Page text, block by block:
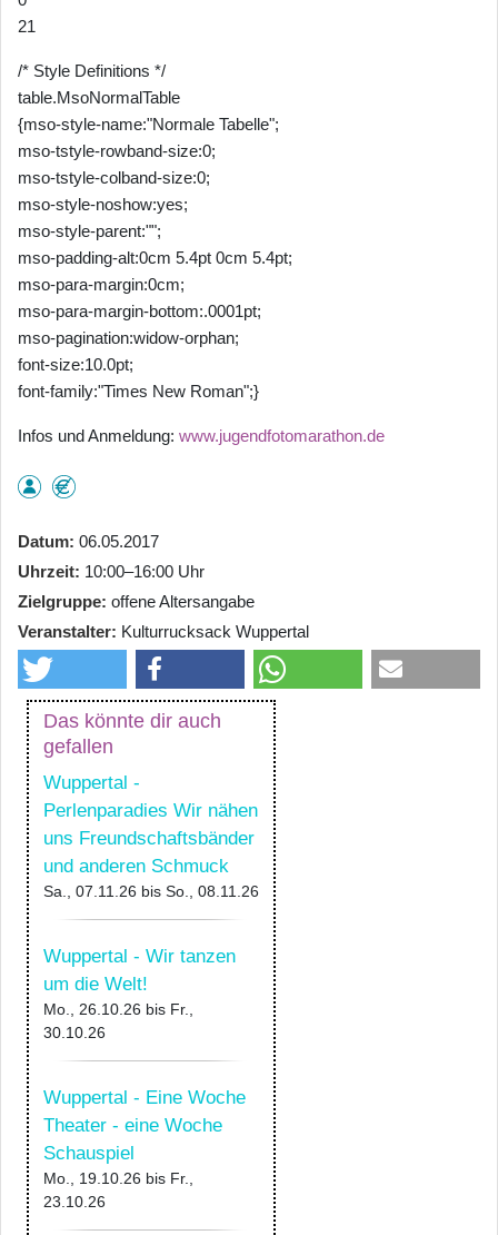
21
/* Style Definitions */
table.MsoNormalTable
{mso-style-name:"Normale Tabelle";
mso-tstyle-rowband-size:0;
mso-tstyle-colband-size:0;
mso-style-noshow:yes;
mso-style-parent:"";
mso-padding-alt:0cm 5.4pt 0cm 5.4pt;
mso-para-margin:0cm;
mso-para-margin-bottom:.0001pt;
mso-pagination:widow-orphan;
font-size:10.0pt;
font-family:"Times New Roman";}
Infos und Anmeldung: www.jugendfotomarathon.de
Datum 06.05.2017
Uhrzeit 10:00–16:00 Uhr
Zielgruppe offene Altersangabe
Veranstalter Kulturrucksack Wuppertal
Das könnte dir auch
gefallen
Wuppertal -
Perlenparadies Wir nähen
uns Freundschaftsbänder
und anderen Schmuck
Sa., 07.11.26 bis So., 08.11.26
Wuppertal - Wir tanzen
um die Welt!
Mo., 26.10.26 bis Fr.,
30.10.26
Wuppertal - Eine Woche
Theater - eine Woche
Schauspiel
Mo., 19.10.26 bis Fr.,
23.10.26